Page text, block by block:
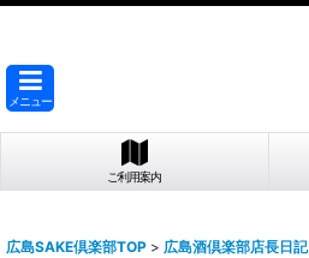
メニュー
ご利用案内
広島SAKE倶楽部TOP > 広島酒倶楽部店長日記